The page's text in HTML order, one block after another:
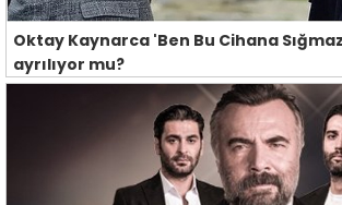
Oktay Kaynarca 'Ben Bu Cihana
ayrılıyor mu?